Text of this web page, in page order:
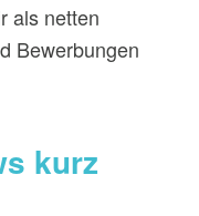
als netten
Bewerbungen
kurz